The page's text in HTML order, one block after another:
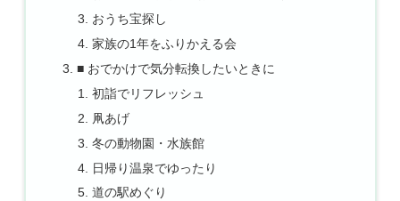
おうち宝探し
家族の1年をふりかえる会
■ おでかけで気分転換したいときに
初詣でリフレッシュ
凧あげ
冬の動物園・水族館
日帰り温泉でゆったり
道の駅めぐり